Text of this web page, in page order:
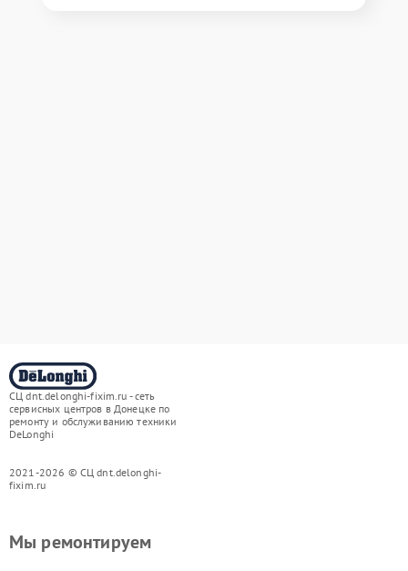
СЦ dnt.delonghi-fixim.ru - сеть
сервисных центров в Донецке по
ремонту и обслуживанию техники
DeLonghi
2021-2026 © СЦ dnt.delonghi-
fixim.ru
Мы ремонтируем